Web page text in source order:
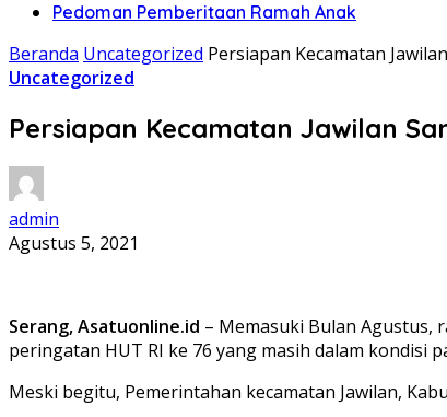
Pedoman Pemberitaan Ramah Anak
Beranda Uncategorized Persiapan Kecamatan
Uncategorized
Persiapan Kecamatan Jawilan
admin
Agustus 5, 2021
Serang, Asatuonline.id – Memasuki Bulan Agustus,
peringatan HUT RI ke 76 yang masih dalam kondisi
Meski begitu, Pemerintahan kecamatan Jawilan,